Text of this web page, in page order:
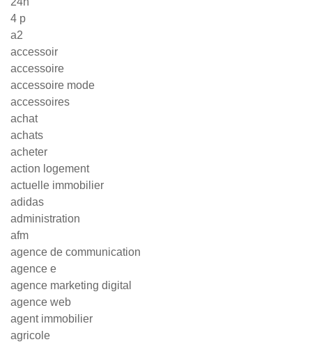
4 p
a2
accessoir
accessoire
accessoire mode
accessoires
achat
achats
acheter
action logement
actuelle immobilier
adidas
administration
afm
agence de communication
agence e
agence marketing digital
agence web
agent immobilier
agricole